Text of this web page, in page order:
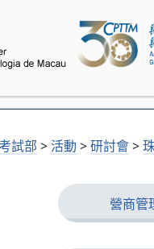
試部 > 活動 >研討會>
營商管